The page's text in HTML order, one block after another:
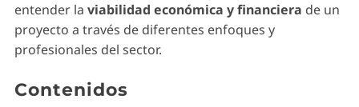
entender la viabilidad económica y financiera de un
proyecto a través de diferentes enfoques y
profesionales del sector.
Contenidos